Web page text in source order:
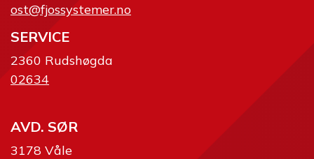
ost@fjossystemer.no
SERVICE
2360 Rudshøgda
02634
AVD. SØR
3178 Våle